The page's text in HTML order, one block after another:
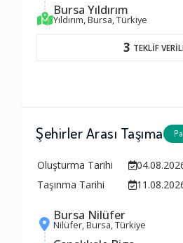
Bursa Yıldırım
Yıldırım, Bursa, Türkiye
3 TEKLİF
Şehirler Arası Taşıma
Oluşturma Tarihi
Taşınma Tarihi
Bursa Nilüfer
Nilüfer, Bursa, Türkiye